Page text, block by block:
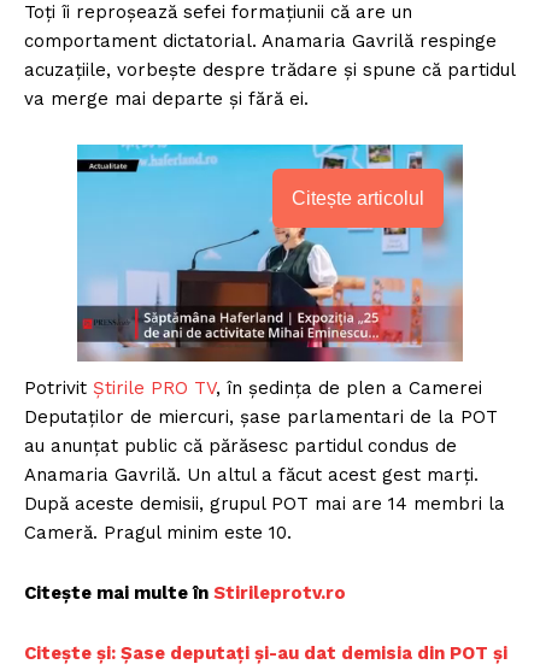
Toți îi reproșează sefei formațiunii că are un
comportament dictatorial. Anamaria Gavrilă respinge
acuzațiile, vorbește despre trădare și spune că partidul
va merge mai departe și fără ei.
Citește articolul
Potrivit Știrile PRO TV, în ședința de plen a Camerei
Deputaților de miercuri, șase parlamentari de la POT
au anunțat public că părăsesc partidul condus de
Anamaria Gavrilă. Un altul a făcut acest gest marți.
După aceste demisii, grupul POT mai are 14 membri la
Cameră. Pragul minim este 10.
Citește mai multe în Stirileprotv.ro
Citește și: Șase deputați și-au dat demisia din POT și